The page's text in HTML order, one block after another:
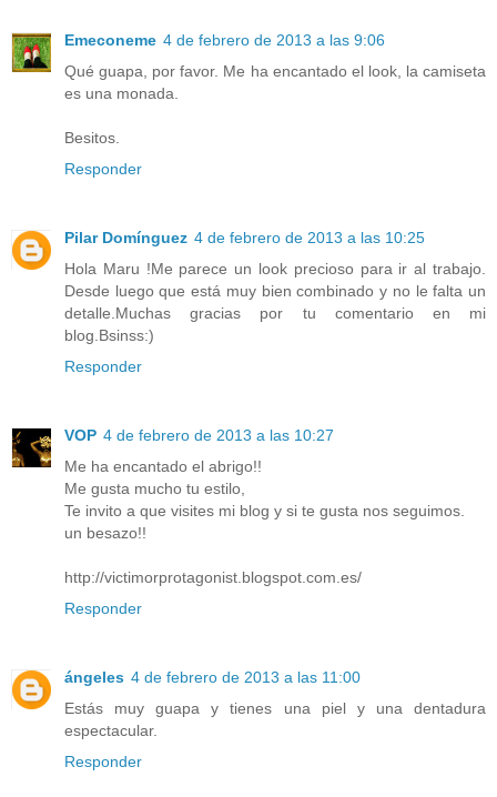
Emeconeme 4 de febrero de 2013 a las 9:06
Qué guapa, por favor. Me ha encantado el look, la camiseta
es una monada.
Besitos.
Responder
Pilar Domínguez 4 de febrero de 2013 a las 10:25
Hola Maru !Me parece un look precioso para ir al trabajo.
Desde luego que está muy bien combinado y no le falta un
detalle.Muchas gracias por tu comentario en mi
blog.Bsinss:)
Responder
VOP 4 de febrero de 2013 a las 10:27
Me ha encantado el abrigo!!
Me gusta mucho tu estilo,
Te invito a que visites mi blog y si te gusta nos seguimos.
un besazo!!
http://victimorprotagonist.blogspot.com.es/
Responder
ángeles 4 de febrero de 2013 a las 11:00
Estás muy guapa y tienes una piel y una dentadura
espectacular.
Responder